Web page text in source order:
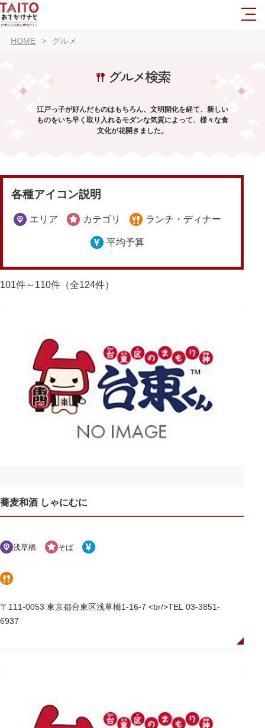
HOME グルメ
グルメ検索
江戸っ子が好んだものはもちろん、文明開化を経て、新しい
ものをいち早く取り入れるモダンな気質によって、様々な食
文化が花開きました。
各種アイコン説明
エリア カテゴリ ランチ・ディナー
平均予算
101件～110件（全124件）
蕎麦和酒 しゃにむに
浅草橋 そば
〒111-0053 東京都台東区浅草橋1-16-7 <br/>TEL 03-3851-
6937